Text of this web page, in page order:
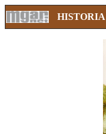
HISTORIA